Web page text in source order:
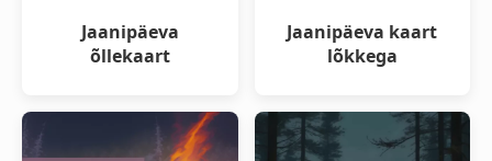
Jaanipäeva
õllekaart
Jaanipäeva kaart
lõkkega